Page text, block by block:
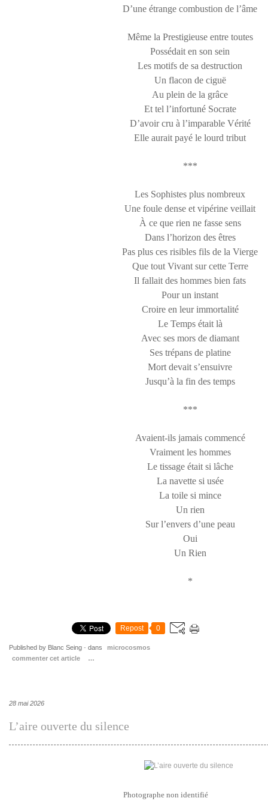
D’une étrange combustion de l’âme
Même la Prestigieuse entre toutes
Possédait en son sein
Les motifs de sa destruction
Un flacon de ciguë
Au plein de la grâce
Et tel l’infortuné Socrate
D’avoir cru à l’imparable Vérité
Elle aurait payé le lourd tribut
***
Les Sophistes plus nombreux
Une foule dense et vipérine veillait
À ce que rien ne fasse sens
Dans l’horizon des êtres
Pas plus ces risibles fils de la Vierge
Que tout Vivant sur cette Terre
Il fallait des hommes bien fats
Pour un instant
Croire en leur immortalité
Le Temps était là
Avec ses mors de diamant
Ses trépans de platine
Mort devait s’ensuivre
Jusqu’à la fin des temps
***
Avaient-ils jamais commencé
Vraiment les hommes
Le tissage était si lâche
La navette si usée
La toile si mince
Un rien
Sur l’envers d’une peau
Oui
Un Rien
*
Repost 0
Published by Blanc Seing - dans
microcosmos
commenter cet article
…
28 mai 2026
L’aire ouverte du silence
Photographe non identifié